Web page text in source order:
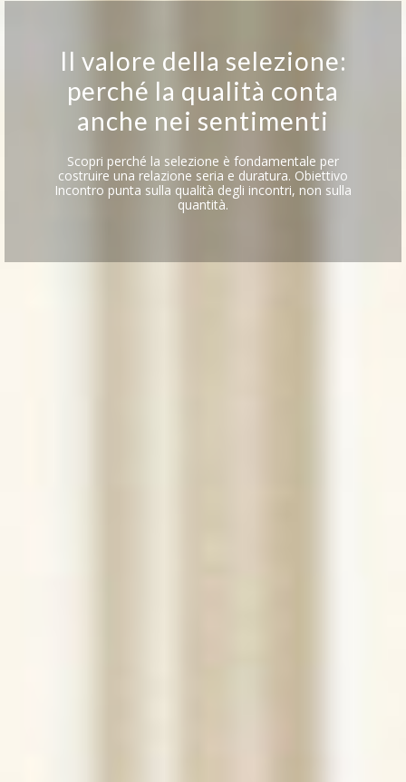
Il valore della selezione:
perché la qualità conta
anche nei sentimenti
Scopri perché la selezione è fondamentale per
costruire una relazione seria e duratura. Obiettivo
Incontro punta sulla qualità degli incontri, non sulla
quantità.